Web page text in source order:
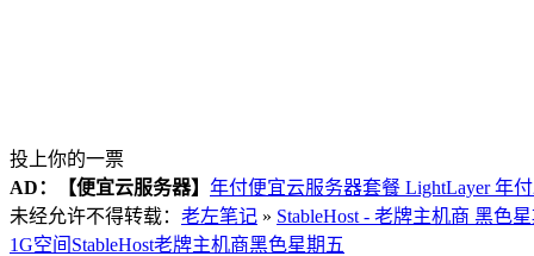
投上你的一票
AD：
【便宜云服务器】 年付便宜云服务器套餐 LightLayer 年
未经允许不得转载： 老左笔记 » StableHost - 老牌主机商 黑色
1G空间 StableHost老牌主机商黑色星期五